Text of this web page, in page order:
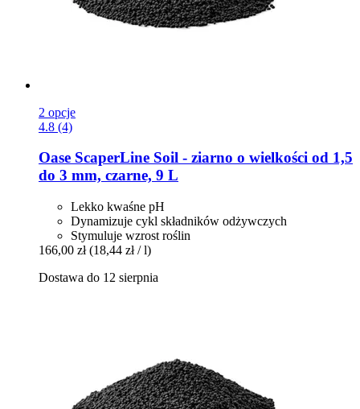
2 opcje
4.8 (4)
Oase ScaperLine Soil -​ ziarno o wielkości od 1,5
do 3 mm, czarne, 9 L
Lekko kwaśne pH
Dynamizuje cykl składników odżywczych
Stymuluje wzrost roślin
166,00 zł (18,44 zł / l)
Dostawa do 12 sierpnia